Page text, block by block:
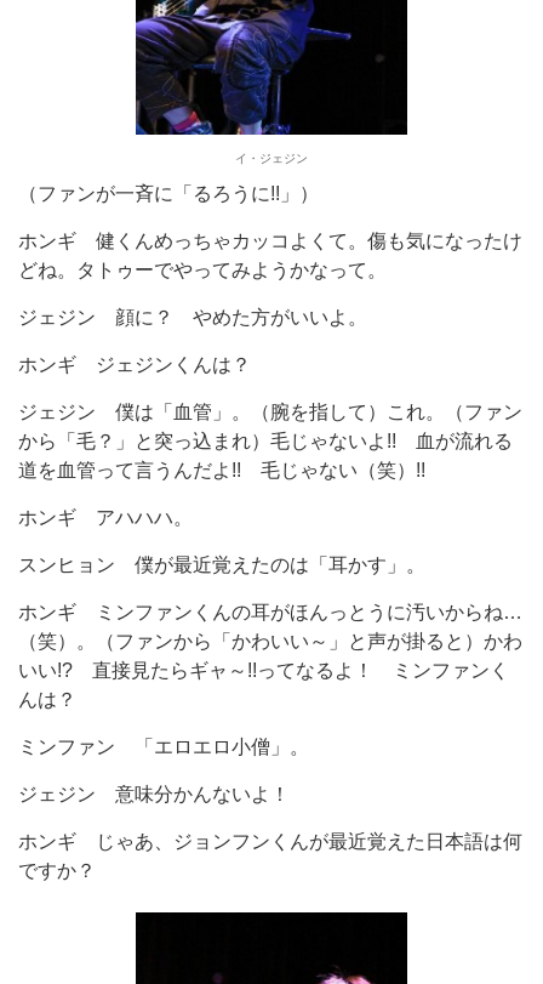
イ・ジェジン
（ファンが一斉に「るろうに!!」）
ホンギ 健くんめっちゃカッコよくて。傷も気になったけ
どね。タトゥーでやってみようかなって。
ジェジン 顔に？ やめた方がいいよ。
ホンギ ジェジンくんは？
ジェジン 僕は「血管」。（腕を指して）これ。（ファン
から「毛？」と突っ込まれ）毛じゃないよ!! 血が流れる
道を血管って言うんだよ!! 毛じゃない（笑）!!
ホンギ アハハハ。
スンヒョン 僕が最近覚えたのは「耳かす」。
ホンギ ミンファンくんの耳がほんっとうに汚いからね…
（笑）。（ファンから「かわいい～」と声が掛ると）かわ
いい!? 直接見たらギャ～!!ってなるよ！ ミンファンく
んは？
ミンファン 「エロエロ小僧」。
ジェジン 意味分かんないよ！
ホンギ じゃあ、ジョンフンくんが最近覚えた日本語は何
ですか？